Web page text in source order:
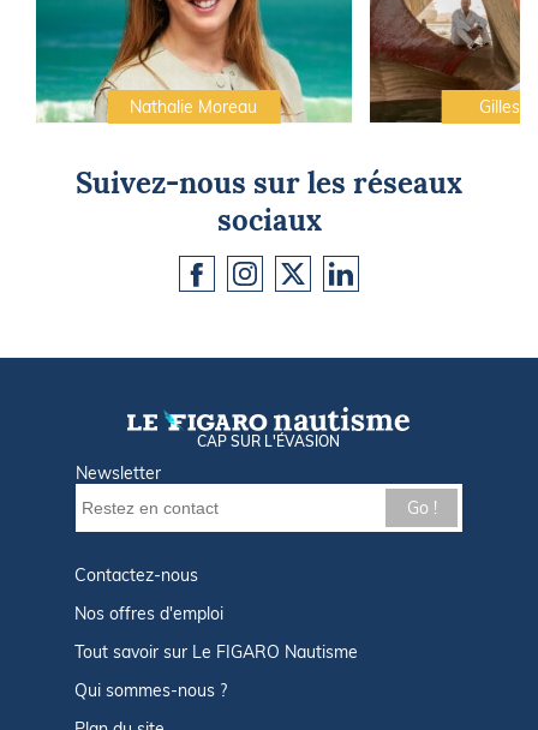
Nathalie Moreau Gilles
Suivez-nous sur les réseaux
sociaux
CAP SUR L'ÉVASION
Newsletter
Go !
Contactez-nous
Nos offres d'emploi
Tout savoir sur Le FIGARO Nautisme
Qui sommes-nous ?